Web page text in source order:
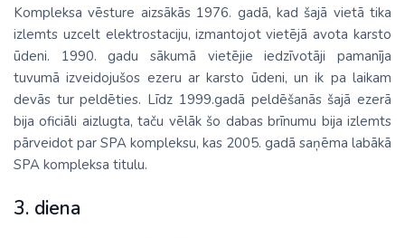
Kompleksa vēsture aizsākās 1976. gadā, kad šajā vietā tika
izlemts uzcelt elektrostaciju, izmantojot vietējā avota karsto
ūdeni. 1990. gadu sākumā vietējie iedzīvotāji pamanīja
tuvumā izveidojušos ezeru ar karsto ūdeni, un ik pa laikam
devās tur peldēties. Līdz 1999.gadā peldēšanās šajā ezerā
bija oficiāli aizlugta, taču vēlāk šo dabas brīnumu bija izlemts
pārveidot par SPA kompleksu, kas 2005. gadā saņēma labākā
SPA kompleksa titulu.
3. diena